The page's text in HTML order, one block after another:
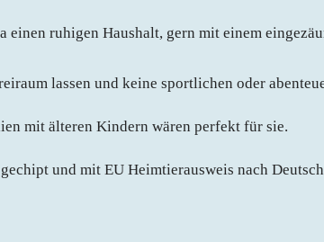
einen ruhigen Haushalt, gern mit einem
lassen und keine sportlichen oder
mit älteren Kindern wären perfekt für sie.
und mit EU Heimtierausweis nach